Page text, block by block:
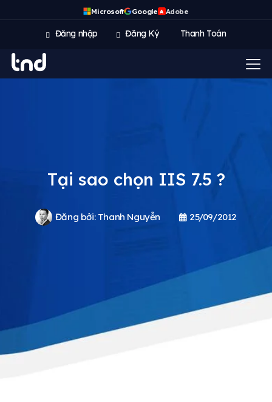
Microsoft Google A Adobe
Đăng nhập Đăng Ký Thanh Toán
Tại sao chọn IIS 7.5 ?
Đăng bởi: Thanh Nguyễn 25/09/2012